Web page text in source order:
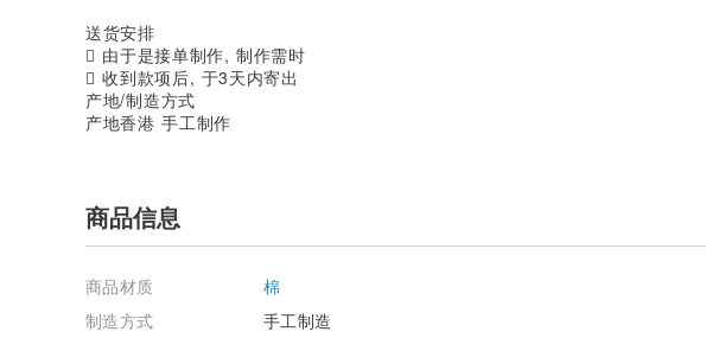
送货安排
 由于是接单制作, 制作需时
 收到款项后, 于3天内寄出
产地/制造方式
产地香港 手工制作
商品信息
商品材质
棉
制造方式
手工制造